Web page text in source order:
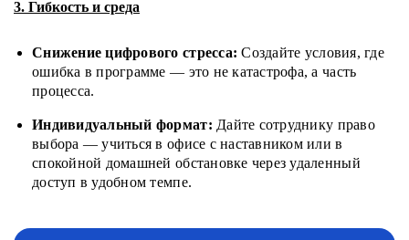
3. Гибкость и среда
Снижение цифрового стресса: Создайте условия, где
ошибка в программе — это не катастрофа, а часть
процесса.
Индивидуальный формат: Дайте сотруднику право
выбора — учиться в офисе с наставником или в
спокойной домашней обстановке через удаленный
доступ в удобном темпе.